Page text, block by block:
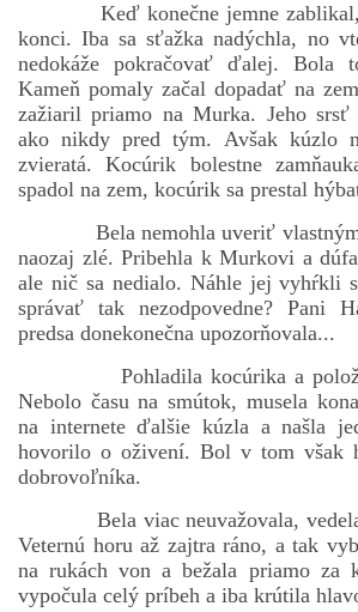
Keď konečne jemne zablikal,
konci. Iba sa sťažka nadýchla, no
nedokáže pokračovať ďalej. Bola
Kameň pomaly začal dopadať na
zažiaril priamo na Murka. Jeho srsť
ako nikdy pred tým. Avšak kúzlo
zvieratá. Kocúrik bolestne
spadol na zem, kocúrik sa prestal
Bela nemohla uveriť vlastným
naozaj zlé. Pribehla k Murkovi a
ale nič sa nedialo. Náhle jej vyhŕkli
správať tak nezodpovedne? Pani
predsa donekonečna upozorňovala...
Pohladila kocúrika a
Nebolo času na smútok, musela
na internete ďalšie kúzla a našla
hovorilo o oživení. Bol v tom však
dobrovoľníka.
Bela viac neuvažovala, vedela,
Veternú horu až zajtra ráno, a tak
na rukách von a bežala priamo za
vypočula celý príbeh a iba krútila